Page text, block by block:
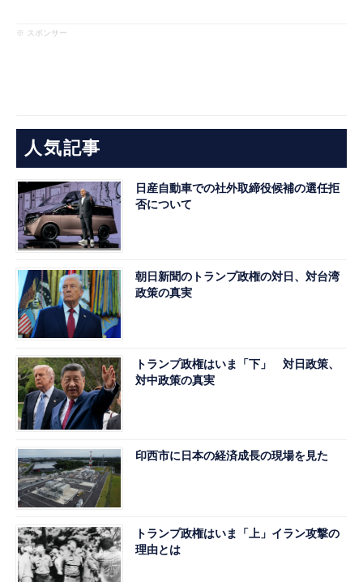
※ スポンサー
人気記事
日産自動車での社外取締役候補の選任拒
否について
朝日新聞のトランプ政権の対日、対台湾
政策の真実
トランプ政権はいま「下」 対日政策、
対中政策の真実
印西市に日本の経済成長の現場を見た
トランプ政権はいま「上」イラン攻撃の
理由とは